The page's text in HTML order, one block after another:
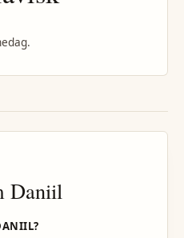
Daniil
?